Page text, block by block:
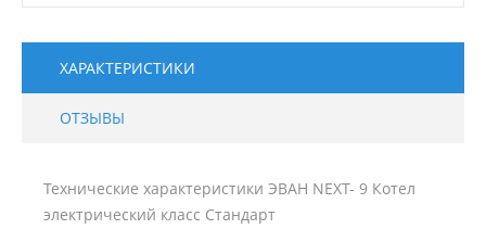
ХАРАКТЕРИСТИКИ
ОТЗЫВЫ
Технические характеристики ЭВАН NEXT- 9 Котел
электрический класс Стандарт